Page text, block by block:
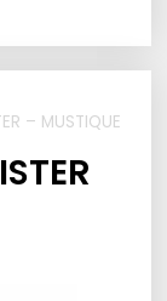
– MUSTIQUE